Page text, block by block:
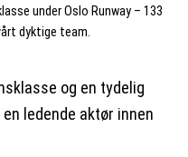
under Oslo Runway – 133
dyktige team.
og en tydelig
ledende aktør innen